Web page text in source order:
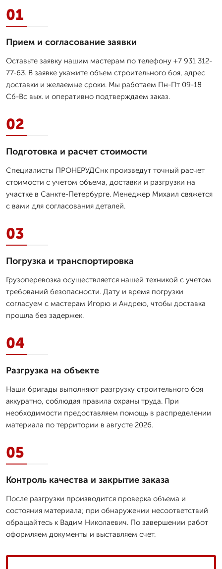
01
Прием и согласование заявки
Оставьте заявку нашим мастерам по телефону +7 931 312-
77-63. В заявке укажите объем строительного боя, адрес
доставки и желаемые сроки. Мы работаем Пн-Пт 09-18
Сб-Вс вых. и оперативно подтверждаем заказ.
02
Подготовка и расчет стоимости
Специалисты ПРОНЕРУДСнк произведут точный расчет
стоимости с учетом объема, доставки и разгрузки на
участке в Санкте-Петербурге. Менеджер Михаил свяжется
с вами для согласования деталей.
03
Погрузка и транспортировка
Грузоперевозка осуществляется нашей техникой с учетом
требований безопасности. Дату и время погрузки
согласуем с мастерам Игорю и Андрею, чтобы доставка
прошла без задержек.
04
Разгрузка на объекте
Наши бригады выполняют разгрузку строительного боя
аккуратно, соблюдая правила охраны труда. При
необходимости предоставляем помощь в распределении
материала по территории в августе 2026.
05
Контроль качества и закрытие заказа
После разгрузки производится проверка объема и
состояния материала; при обнаружении несоответствий
обращайтесь к Вадим Николаевич. По завершении работ
оформляем документы и выставляем счет.